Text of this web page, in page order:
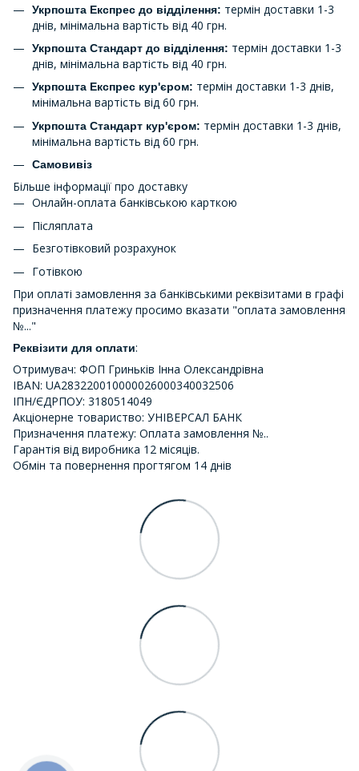
Укрпошта Експрес до відділення: термін доставки 1-3
днів, мінімальна вартість від 40 грн.
Укрпошта Стандарт до відділення: термін доставки 1-3
днів, мінімальна вартість від 40 грн.
Укрпошта Експрес кур'єром: термін доставки 1-3 днів,
мінімальна вартість від 60 грн.
Укрпошта Стандарт кур'єром: термін доставки 1-3 днів,
мінімальна вартість від 60 грн.
Самовивіз
Більше інформації про доставку
Онлайн-оплата банківською карткою
Післяплата
Безготівковий розрахунок
Готівкою
При оплаті замовлення за банківськими реквізитами в графі
призначення платежу просимо вказати "оплата замовлення
№..."
Реквізити для оплати:
Отримувач: ФОП Гриньків Інна Олександрівна
IBAN: UA283220010000026000340032506
ІПН/ЄДРПОУ: 3180514049
Акціонерне товариство: УНІВЕРСАЛ БАНК
Призначення платежу: Оплата замовлення №..
Гарантія від виробника 12 місяців.
Обмін та повернення прогтягом 14 днів